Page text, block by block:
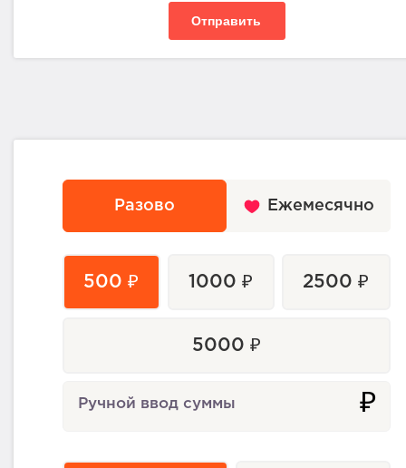
Отправить
Разово Ежемесячно
500 ₽ 1000 ₽ 2500 ₽
5000 ₽
Ручной ввод суммы ₽